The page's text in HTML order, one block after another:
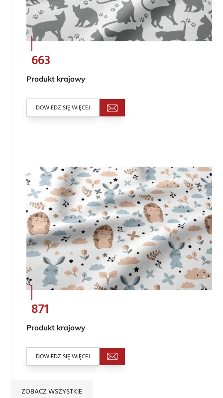
663
Produkt krajowy
DOWIEDZ SIĘ WIĘCEJ
871
Produkt krajowy
DOWIEDZ SIĘ WIĘCEJ
ZOBACZ WSZYSTKIE